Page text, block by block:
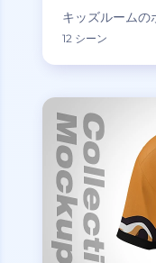
キッズルームの
12 シーン